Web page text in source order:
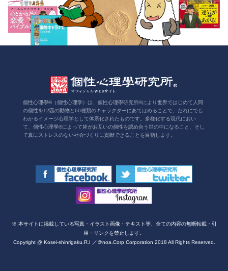
個性心理學®（個性心理学）は、個性心理學研究所®により世界ではじめて人間
の個性を12匹の動物と60種類のキャラクターにあてはめることで、だれにでも
わかるイメージ心理学として体系化されたものです。多様化する現代におい
て、個性心理學®によって皆がお互いの個性を認め合う世の中になること、そし
て真にストレスのない社会づくりに貢献できることを目指します。
※ 本サイトに掲載している写真・イラスト画像・テキスト等、全ての内容の無断転載・引
用・リンクを禁止します。
Copyright @ Kosei-shinrigaku.R.I ／＠noa.Corp Corporation 2018 All Rights Reserved.